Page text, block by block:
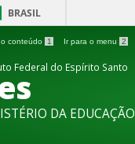
BRASIL
o conteúdo 1 Ir para o menu 2
Federal do Espírito Santo
DA EDUCAÇÃO